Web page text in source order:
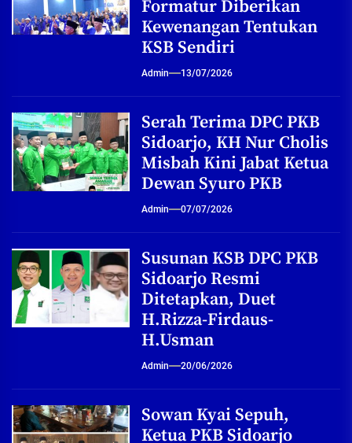
Formatur Diberikan
Kewenangan Tentukan
KSB Sendiri
Admin 13/07/2026
Serah Terima DPC PKB
Sidoarjo, KH Nur Cholis
Misbah Kini Jabat Ketua
Dewan Syuro PKB
Admin 07/07/2026
Susunan KSB DPC PKB
Sidoarjo Resmi
Ditetapkan, Duet
H.Rizza-Firdaus-
H.Usman
Admin 20/06/2026
Sowan Kyai Sepuh,
Ketua PKB Sidoarjo